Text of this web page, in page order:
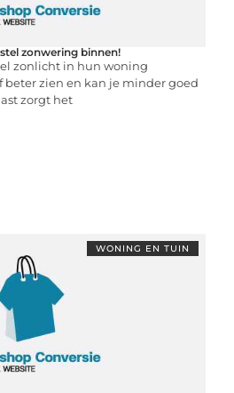
zonwering binnen!
zonlicht in hun woning
beter zien en kan je minder goed
zorgt het
WONING EN TUIN